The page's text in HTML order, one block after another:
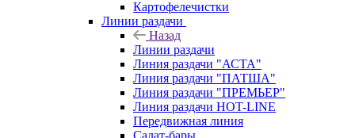
Картофелечистки
Линии раздачи
Назад
Линии раздачи
Линия раздачи "АСТА"
Линия раздачи "ПАТША"
Линия раздачи "ПРЕМЬЕР"
Линия раздачи HOT-LINE
Передвижная линия
Салат-бары